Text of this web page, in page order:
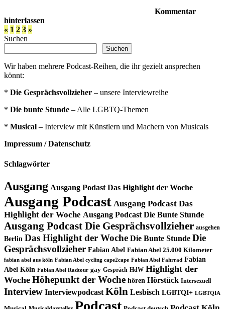
Kommentar
hinterlassen
Seitennummerierung
der
«Vorherige
Beiträge
1 2 3 Nächste
»
Suchen
Suchen
Wir haben mehrere Podcast-Reihen, die ihr gezielt ansprechen
könnt:
* Die Gesprächsvollzieher – unsere Interviewreihe
* Die bunte Stunde – Alle LGBTQ-Themen
* Musical – Interview mit Künstlern und Machern von Musicals
Impressum / Datenschutz
Schlagwörter
Ausgang Ausgang Podast Das Highlight der Woche
Ausgang Podcast Ausgang Podcast Das
Highlight der Woche Ausgang Podcast Die Bunte Stunde
Ausgang Podcast Die Gesprächsvollzieher ausgehen
Berlin Das Highlight der Woche Die Bunte Stunde Die
Gesprächsvollzieher Fabian Abel Fabian Abel 25.000 Kilometer
fabian abel aus köln Fabian Abel cycling cape2cape Fabian Abel Fahrrad Fabian
Abel Köln Fabian Abel Radtour gay Gespräch HdW Highlight der
Woche Höhepunkt der Woche hören Hörstück Intersexuell
Interview Interviewpodcast Köln Lesbisch LGBTQI+ LGBTQIA
Podcast